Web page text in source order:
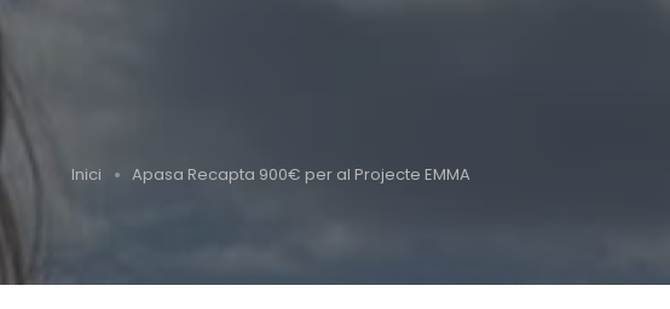
Inici Apasa Recapta 900€ per al Projecte EMMA